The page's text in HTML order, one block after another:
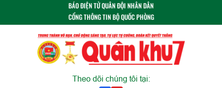
BÁO ĐIỆN TỬ QUÂN ĐỘI NHÂN DÂN
CỔNG THÔNG TIN BỘ QUỐC PHÒNG
Theo dõi chúng tôi tại: